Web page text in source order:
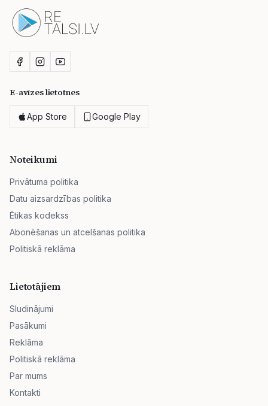
E-avīzes lietotnes
App Store Google Play
Noteikumi
Privātuma politika
Datu aizsardzības politika
Ētikas kodekss
Abonēšanas un atcelšanas politika
Politiskā reklāma
Lietotājiem
Sludinājumi
Pasākumi
Reklāma
Politiskā reklāma
Par mums
Kontakti